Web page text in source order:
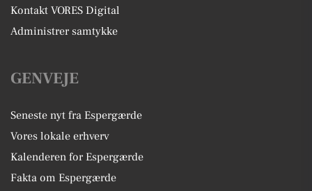
Kontakt VORES Digital
Administrer samtykke
GENVEJE
Seneste nyt fra Espergærde
Vores lokale erhverv
Kalenderen for Espergærde
Fakta om Espergærde